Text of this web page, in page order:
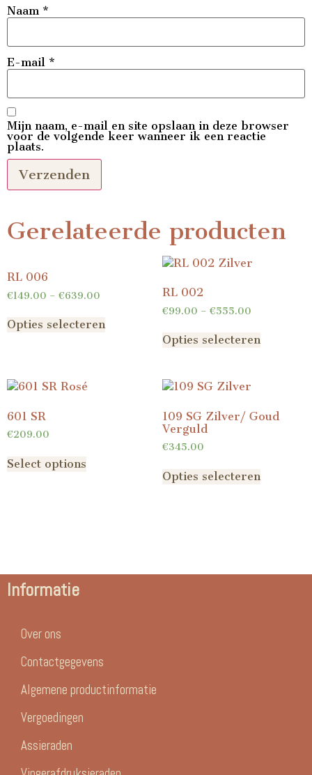
Naam *
E-mail *
Mijn naam, e-mail en site opslaan in deze browser
voor de volgende keer wanneer ik een reactie
plaats.
Gerelateerde producten
RL 006
€149.00 – €639.00
Opties selecteren
RL 002
€99.00 – €555.00
Opties selecteren
601 SR
€209.00
Select options
109 SG Zilver/ Goud
Verguld
€345.00
Opties selecteren
Informatie
Over ons
Contactgegevens
Algemene productinformatie
Vergoedingen
Assieraden